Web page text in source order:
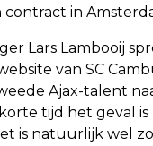
contract in
Lars Lambooij
van SC
Ajax-talent
tijd het geval is
is natuurlijk wel